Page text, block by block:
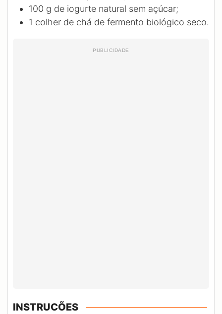
100 g de iogurte natural sem açúcar;
1 colher de chá de fermento biológico seco.
INSTRUCÕES